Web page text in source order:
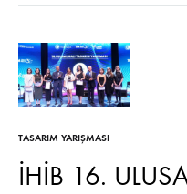
TASARIM YARIŞMASI
İHİB 16.